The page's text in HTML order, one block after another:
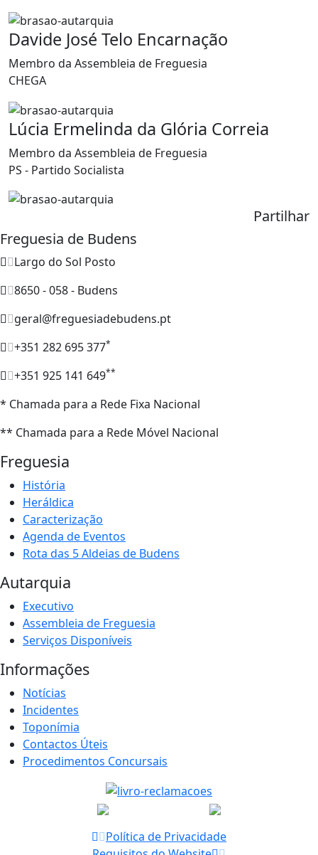
Davide José Telo Encarnação
Membro da Assembleia de Freguesia
CHEGA
Lúcia Ermelinda da Glória Correia
Membro da Assembleia de Freguesia
PS - Partido Socialista
Partilhar
Freguesia de Budens
Largo do Sol Posto
8650 - 058 - Budens
geral@freguesiadebudens.pt
+351 282 695 377*
+351 925 141 649**
* Chamada para a Rede Fixa Nacional
** Chamada para a Rede Móvel Nacional
Freguesia
História
Heráldica
Caracterização
Agenda de Eventos
Rota das 5 Aldeias de Budens
Autarquia
Executivo
Assembleia de Freguesia
Serviços Disponíveis
Informações
Notícias
Incidentes
Toponímia
Contactos Úteis
Procedimentos Concursais
Política de Privacidade